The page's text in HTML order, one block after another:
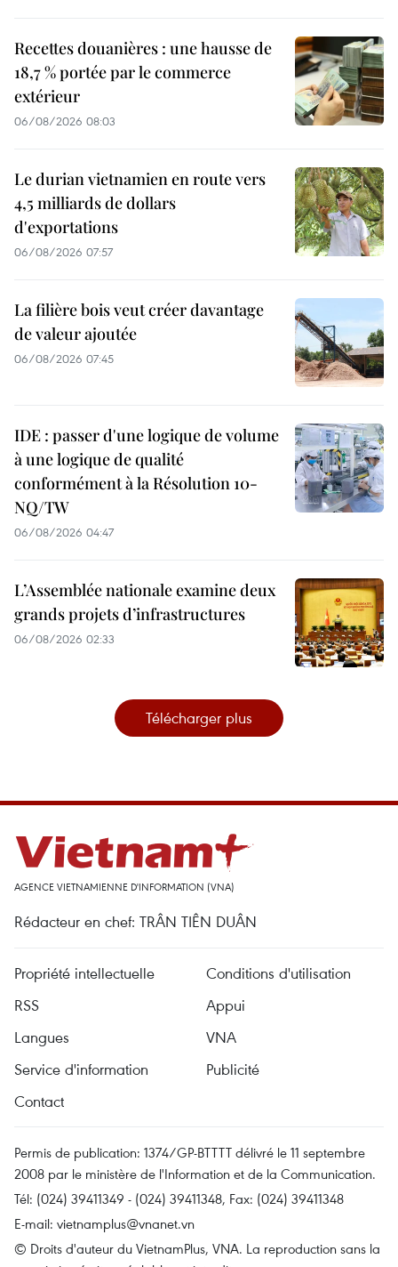
Recettes douanières : une hausse de
18,7 % portée par le commerce
extérieur
06/08/2026 08:03
Le durian vietnamien en route vers
4,5 milliards de dollars
d'exportations
06/08/2026 07:57
La filière bois veut créer davantage
de valeur ajoutée
06/08/2026 07:45
IDE : passer d'une logique de volume
à une logique de qualité
conformément à la Résolution 10-
NQ/TW
06/08/2026 04:47
L’Assemblée nationale examine deux
grands projets d’infrastructures
06/08/2026 02:33
Télécharger plus
AGENCE VIETNAMIENNE D'INFORMATION (VNA)
Rédacteur en chef: TRÂN TIÊN DUÂN
Propriété intellectuelle
Conditions d'utilisation
RSS
Appui
Langues
VNA
Service d'information
Publicité
Contact
Permis de publication: 1374/GP-BTTTT délivré le 11 septembre
2008 par le ministère de l'Information et de la Communication.
Tél: (024) 39411349 - (024) 39411348, Fax: (024) 39411348
E-mail: vietnamplus@vnanet.vn
© Droits d'auteur du VietnamPlus, VNA. La reproduction sans la